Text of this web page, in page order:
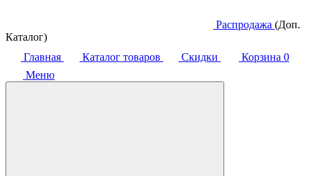
Распродажа (Доп.
Каталог)
Главная
Каталог товаров Скидки Корзина 0
Меню